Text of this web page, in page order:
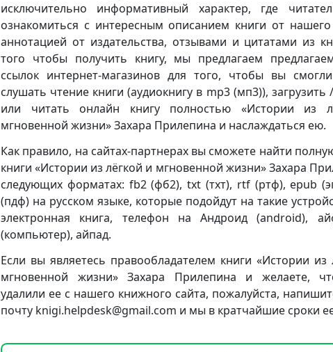
исключительно информативный характер, где
ознакомиться с интересным описанием книги от нашего
аннотацией от издательства, отзывами и цитатами из
того чтобы получить книгу, мы предлагаем
ссылок интернет-магазинов для того, чтобы вы
слушать чтение книги (аудиокнигу в mp3 (мп3)), загрузить
или читать онлайн книгу полностью «Истории из
мгновенной жизни» Захара Прилепина и наслаждаться ею.
Как правило, на сайтах-партнерах вы сможете найти
книги «Истории из лёгкой и мгновенной жизни» Захара
следующих форматах: fb2 (фб2), txt (тхт), rtf (ртф), epub
(пдф) на русском языке, которые подойдут на такие
электронная книга, телефон на Андроид (android),
(компьютер), айпад.
Если вы являетесь правообладателем книги «Истории из
мгновенной жизни» Захара Прилепина и желаете,
удалили ее с нашего книжного сайта, пожалуйста,
почту knigi.helpdesk@gmail.com и мы в кратчайшие сроки